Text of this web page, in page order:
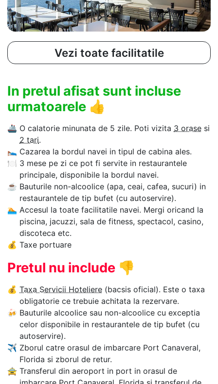
Vezi toate facilitatile
In pretul afisat sunt incluse
urmatoarele 👍
🚢 O calatorie minunata de 5 zile. Poti vizita 3 orase si
2 tari.
🛌 Cazarea la bordul navei in tipul de cabina ales.
🍽 3 mese pe zi ce pot fi servite in restaurantele
principale, disponibile la bordul navei.
☕ Bauturile non-alcoolice (apa, ceai, cafea, sucuri) in
restaurantele de tip bufet (cu autoservire).
🏊‍ Accesul la toate facilitatile navei. Mergi oricand la
piscina, jacuzzi, sala de fitness, spectacol, casino,
discoteca etc.
💰 Taxe portuare
Pretul nu include 👎
💰 Taxa Servicii Hoteliere (bacsis oficial). Este o taxa
obligatorie ce trebuie achitata la rezervare.
🍻 Bauturile alcoolice sau non-alcoolice cu exceptia
celor disponibile in restaurantele de tip bufet (cu
autoservire).
✈ Zborul catre orasul de imbarcare Port Canaveral,
Florida si zborul de retur.
🚖 Transferul din aeroport in port in orasul de